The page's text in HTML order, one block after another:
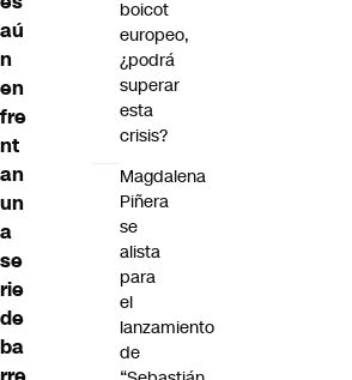
aú
n
en
fre
nt
an
un
a
se
rie
de
ba
boicot
europeo,
¿podrá
superar
esta
crisis?
Magdalena
Piñera
se
alista
para
el
lanzamiento
de